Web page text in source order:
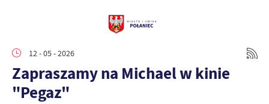
12 - 05 - 2026
Zapraszamy na Michael w kinie
"Pegaz"